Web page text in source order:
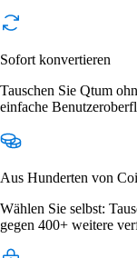
Sofort konvertieren
Tauschen Sie Qtum
einfache
Aus Hunderten von
Wählen Sie selbst:
gegen 400+ weitere